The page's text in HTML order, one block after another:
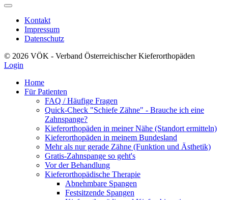
Kontakt
Impressum
Datenschutz
© 2026 VÖK - Verband Österreichischer Kieferorthopäden
Login
Home
Für Patienten
FAQ / Häufige Fragen
Quick-Check "Schiefe Zähne" - Brauche ich eine
Zahnspange?
Kieferorthopäden in meiner Nähe (Standort ermitteln)
Kieferorthopäden in meinem Bundesland
Mehr als nur gerade Zähne (Funktion und Ästhetik)
Gratis-Zahnspange so geht's
Vor der Behandlung
Kieferorthopädische Therapie
Abnehmbare Spangen
Festsitzende Spangen